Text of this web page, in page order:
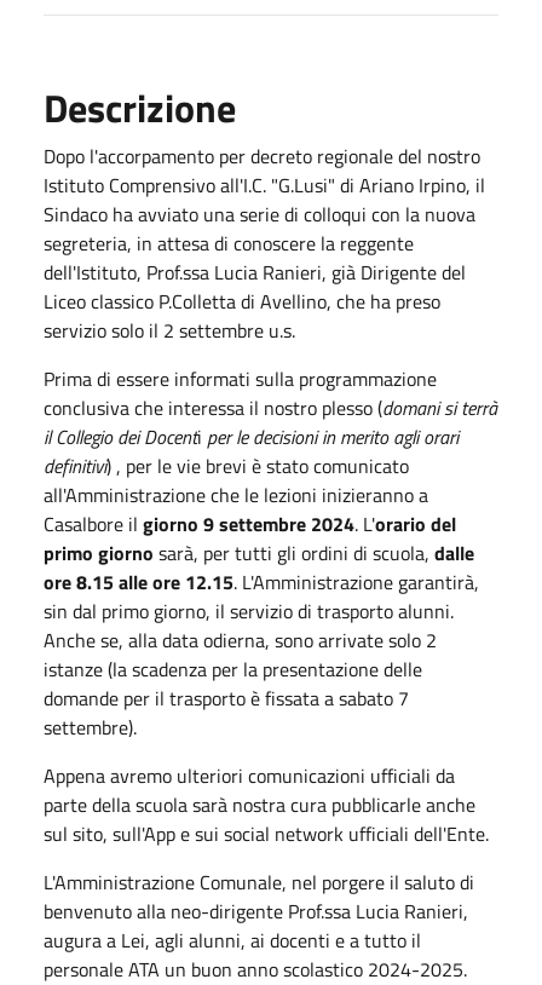
Descrizione
Dopo l'accorpamento per decreto regionale del nostro
Istituto Comprensivo all'I.C. "G.Lusi" di Ariano Irpino, il
Sindaco ha avviato una serie di colloqui con la nuova
segreteria, in attesa di conoscere la reggente
dell'Istituto, Prof.ssa Lucia Ranieri, già Dirigente del
Liceo classico P.Colletta di Avellino, che ha preso
servizio solo il 2 settembre u.s.
Prima di essere informati sulla programmazione
conclusiva che interessa il nostro plesso (domani si terrà
il Collegio dei Docenti per le decisioni in merito agli orari
definitivi) , per le vie brevi è stato comunicato
all'Amministrazione che le lezioni inizieranno a
Casalbore il giorno 9 settembre 2024. L'orario del
primo giorno sarà, per tutti gli ordini di scuola, dalle
ore 8.15 alle ore 12.15. L'Amministrazione garantirà,
sin dal primo giorno, il servizio di trasporto alunni.
Anche se, alla data odierna, sono arrivate solo 2
istanze (la scadenza per la presentazione delle
domande per il trasporto è fissata a sabato 7
settembre).
Appena avremo ulteriori comunicazioni ufficiali da
parte della scuola sarà nostra cura pubblicarle anche
sul sito, sull'App e sui social network ufficiali dell'Ente.
L'Amministrazione Comunale, nel porgere il saluto di
benvenuto alla neo-dirigente Prof.ssa Lucia Ranieri,
augura a Lei, agli alunni, ai docenti e a tutto il
personale ATA un buon anno scolastico 2024-2025.